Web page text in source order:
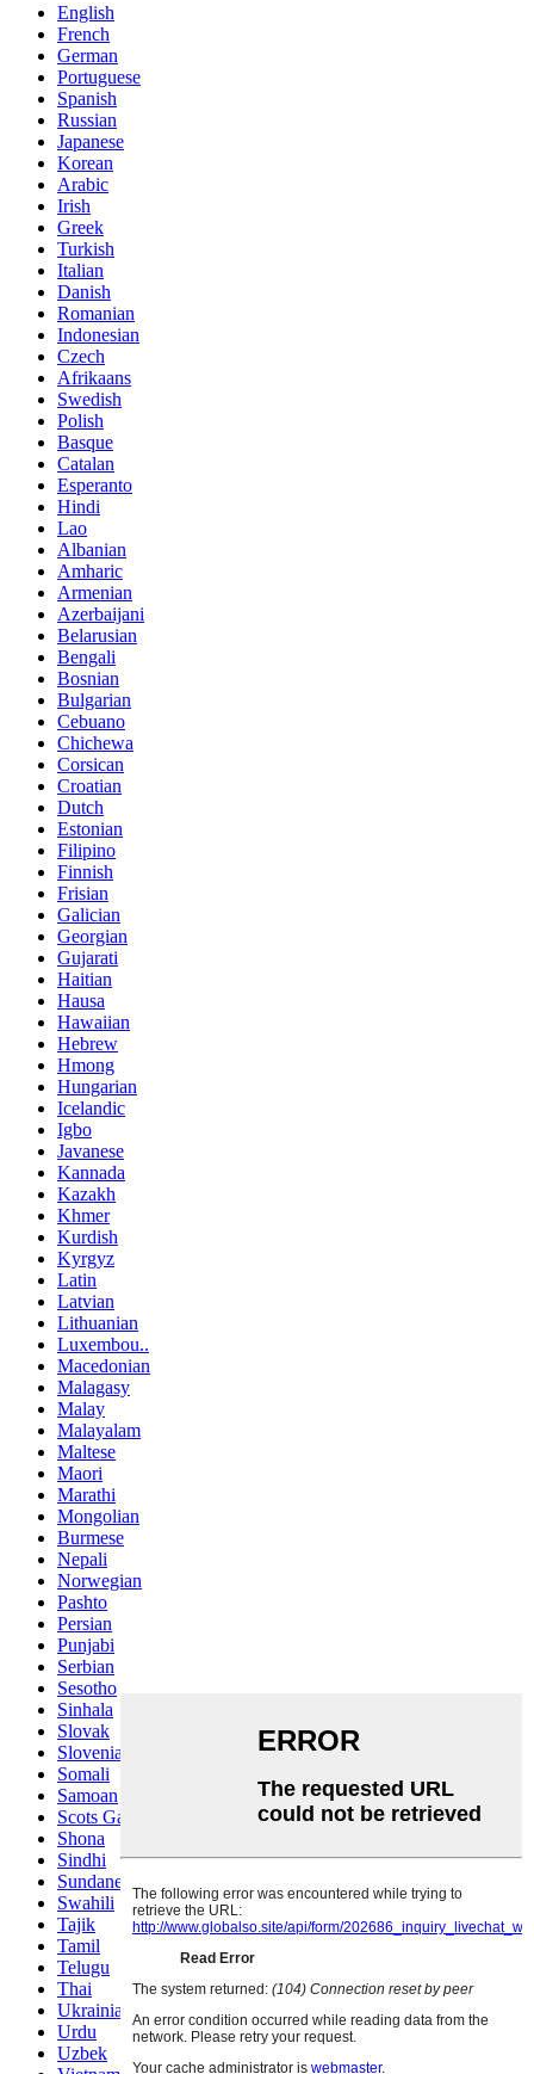
English
French
German
Portuguese
Spanish
Russian
Japanese
Korean
Arabic
Irish
Greek
Turkish
Italian
Danish
Romanian
Indonesian
Czech
Afrikaans
Swedish
Polish
Basque
Catalan
Esperanto
Hindi
Lao
Albanian
Amharic
Armenian
Azerbaijani
Belarusian
Bengali
Bosnian
Bulgarian
Cebuano
Chichewa
Corsican
Croatian
Dutch
Estonian
Filipino
Finnish
Frisian
Galician
Georgian
Gujarati
Haitian
Hausa
Hawaiian
Hebrew
Hmong
Hungarian
Icelandic
Igbo
Javanese
Kannada
Kazakh
Khmer
Kurdish
Kyrgyz
Latin
Latvian
Lithuanian
Luxembou..
Macedonian
Malagasy
Malay
Malayalam
Maltese
Maori
Marathi
Mongolian
Burmese
Nepali
Norwegian
Pashto
Persian
Punjabi
Serbian
Sesotho
Sinhala
Slovak
Slovenian
Somali
Samoan
Scots Gaelic
Shona
Sindhi
Sundanese
Swahili
Tajik
Tamil
Telugu
Thai
Ukrainian
Urdu
Uzbek